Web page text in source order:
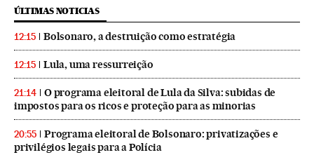
ÚLTIMAS NOTICIAS
12:15 Bolsonaro, a destruição como estratégia
12:15 Lula, uma ressurreição
21:14
O programa eleitoral de Lula da Silva: subidas de
impostos para os ricos e proteção para as minorias
20:55
Programa eleitoral de Bolsonaro: privatizações e
privilégios legais para a Polícia